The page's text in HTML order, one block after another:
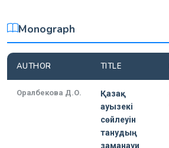
Monograph
AUTHOR TITLE
Оралбекова Д.О.
Қазақ
ауызекі
сөйлеуін
танудың
заманауи